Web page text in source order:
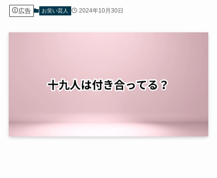
広告 お笑い芸人 2024年10月30日